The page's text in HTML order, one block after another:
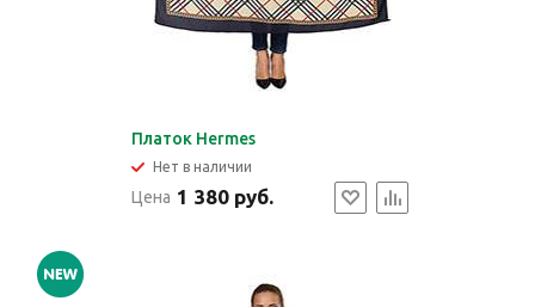
Платок Hermes
Нет в наличии
Цена 1 380 руб.